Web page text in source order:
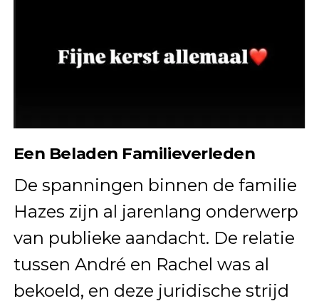
Een Beladen Familieverleden
De spanningen binnen de familie
Hazes zijn al jarenlang onderwerp
van publieke aandacht. De relatie
tussen André en Rachel was al
bekoeld, en deze juridische strijd